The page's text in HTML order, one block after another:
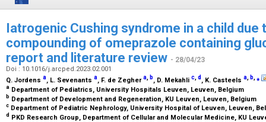
Iatrogenic Cushing syndrome in a child due
compounding of omeprazole containing
report and literature review - 28/04/23
Doi : 10.1016/j.arcped.2023.02.001
Q. Jordens a, L. Sevenants a, F. de Zeghera, b, D. Mekahli c,d , K. Casteels a, b,⁎
a Department of Pediatrics, University Hospitals Leuven, Leuven, Belgium
b Department of Development and Regeneration, KU Leuven, Leuven, Belgium
c Department of Pediatric Nephrology, University Hospital of Leuven, Leuven,
d PKD Research Group, Department of Cellular and Molecular Medicine, KU